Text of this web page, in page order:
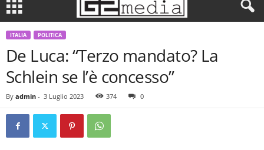
ITALIA POLITICA
De Luca: “Terzo mandato? La
Schlein se l’è concesso”
By admin - 3 Luglio 2023 374 0